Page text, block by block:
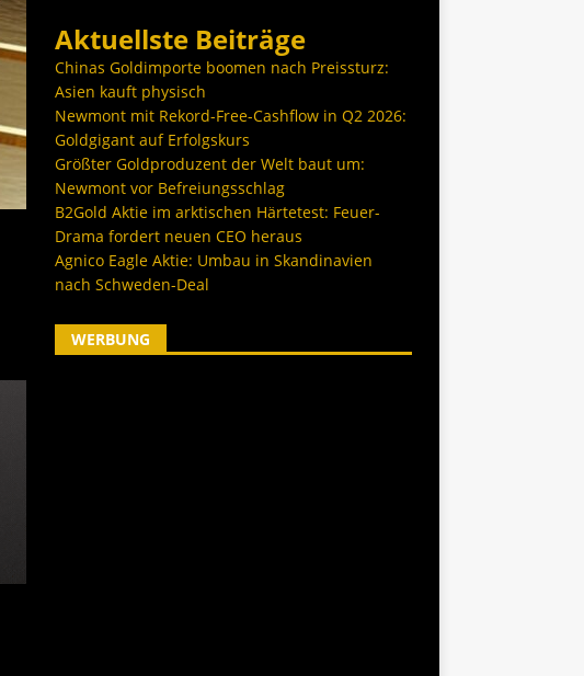
Aktuellste Beiträge
Chinas Goldimporte boomen nach Preissturz:
Asien kauft physisch
Newmont mit Rekord-Free-Cashflow in Q2 2026:
Goldgigant auf Erfolgskurs
Größter Goldproduzent der Welt baut um:
Newmont vor Befreiungsschlag
B2Gold Aktie im arktischen Härtetest: Feuer-
Drama fordert neuen CEO heraus
Agnico Eagle Aktie: Umbau in Skandinavien
nach Schweden-Deal
WERBUNG